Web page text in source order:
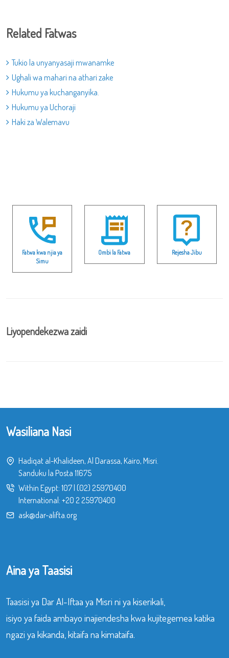
Related Fatwas
Tukio la unyanyasaji mwanamke
Ughali wa mahari na athari zake
Hukumu ya kuchanganyika.
Hukumu ya Uchoraji
Haki za Walemavu
Fatwa kwa njia ya
Simu
Ombi la Fatwa Rejesha Jibu
Liyopendekezwa zaidi
Wasiliana Nasi
Hadiqat al-Khalideen, Al Darassa, Kairo, Misri.
Sanduku la Posta 11675
Within Egypt: 107| (02) 25970400
International: +20 2 25970400
ask@dar-alifta.org
Aina ya Taasisi
Taasisi ya Dar Al-Iftaa ya Misri ni ya kiserikali,
isiyo ya faida ambayo inajiendesha kwa kujitegemea katika
ngazi ya kikanda, kitaifa na kimataifa.